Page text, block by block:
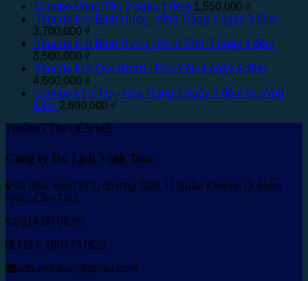
Combo Vũng Tàu 2 ngày 1 đêm 1,550,000 ₫
Tour du lịch Bình Hưng - Nha Trang 3 ngày 3 đêm
3,700,000 ₫
Tour du lịch Bình Hưng - Ninh Chữ 3 ngày 3 đêm
3,500,000 ₫
Tour du lịch Quy Nhơn - Phú Yên 4 ngày 4 đêm
4,600,000 ₫
Combo Vĩnh Hy - Nha Trang 3 ngày 3 đêm Giường
Nằm 2,600,000 ₫
THÔNG TIN LIÊN HỆ
Công ty Du Lịch Vinh Tour
Số 9A4, hẻm 2T2, đường 30/4, P. Xuân Khánh, Q. Ninh
Kiều, Cần Thơ
0914.00.00.65
MST: 1801737622
info.vinhtour@gmail.com